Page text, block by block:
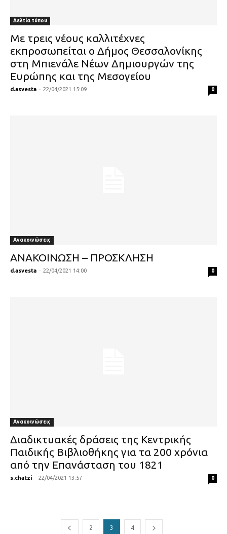
Δελτία τύπου
Με τρεις νέους καλλιτέχνες
εκπροσωπείται ο Δήμος Θεσσαλονίκης
στη Μπιενάλε Νέων Δημιουργών της
Ευρώπης και της Μεσογείου
d.asvesta - 22/04/2021 15:09 0
Ανακοινώσεις
ΑΝΑΚΟΙΝΩΣΗ – ΠΡΟΣΚΛΗΣΗ
d.asvesta - 22/04/2021 14:00 0
Ανακοινώσεις
Διαδικτυακές δράσεις της Κεντρικής
Παιδικής Βιβλιοθήκης για τα 200 χρόνια
από την Επανάσταση του 1821
s.chatzi - 22/04/2021 13:57 0
2 3 4